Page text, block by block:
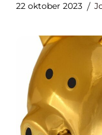
22 oktober 2023